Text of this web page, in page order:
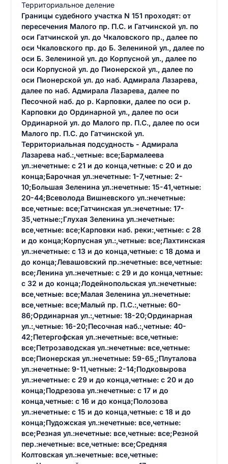
Территориальное деление
Границы судебного участка N 151 проходят: от
пересечения Малого пр. П.С. и Гатчинской ул. по
оси Гатчинской ул. до Чкаловского пр., далее по
оси Чкаловского пр. до Б. Зелениной ул., далее по
оси Б. Зелениной ул. до Корпусной ул., далее по
оси Корпусной ул. до Пионерской ул., далее по
оси Пионерской ул. до наб. Адмирала Лазарева,
далее по наб. Адмирала Лазарева, далее по
Песочной наб. до р. Карповки, далее по оси р.
Карповки до Ординарной ул., далее по оси
Ординарной ул. до Малого пр. П.С., далее по оси
Малого пр. П.С. до Гатчинской ул.
Территориальная подсудность - Адмирала
Лазарева наб.:,четные: все;Бармалеева
ул.:нечетные: с 21 и до конца,четные: с 20 и до
конца;Барочная ул.:нечетные: 1-7,четные: 2-
10;Большая Зеленина ул.:нечетные: 15-41,четные:
20-44;Всеволода Вишневского ул.:нечетные:
все,четные: все;Гатчинская ул.:нечетные: 17-
35,четные:;Глухая Зеленина ул.:нечетные:
все,четные: все;Карповки наб. реки:,четные: с 28
и до конца;Корпусная ул.:,четные: все;Лахтинская
ул.:нечетные: с 13 и до конца,четные: с 18 дома и
до конца;Левашовский пр.:нечетные: все,четные:
все;Ленина ул.:нечетные: с 29 и до конца,четные:
с 32 и до конца;Лодейнопольская ул.:нечетные:
все,четные: все;Малая Зеленина ул.:нечетные:
все,четные: все;Малый пр. П.С.:,четные: 60-
86;Ординарная ул.:,четные: 18-20;Ординарная
ул.:,четные: 16-20;Песочная наб.:,четные: 40-
42;Петергофская ул.:нечетные: все,четные:
все;Петрозаводская ул.:нечетные: все,четные:
все;Пионерская ул.:нечетные: 59-65,;Плуталова
ул.:нечетные: 9-11,четные: 2-14;Подковырова
ул.:нечетные: с 29 и до конца,четные: с 20 и до
конца;Подрезова ул.:нечетные: с 17 и до
конца,четные: с 16 и до конца;Полозова
ул.:нечетные: с 15 и до конца,четные: с 18 и до
конца;Пудожская ул.:нечетные: все,четные:
все;Резная ул.:нечетные: все,четные: все;Резной
пер.:нечетные: все,четные: все;Средняя
Колтовская ул.:нечетные: все,четные: